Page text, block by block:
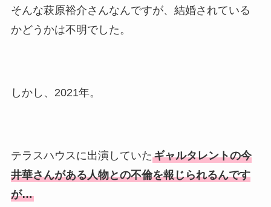
そんな萩原裕介さんなんですが、結婚されている
かどうかは不明でした。
しかし、2021年。
テラスハウスに出演していたギャルタレントの今
井華さんがある人物との不倫を報じられるんです
が…